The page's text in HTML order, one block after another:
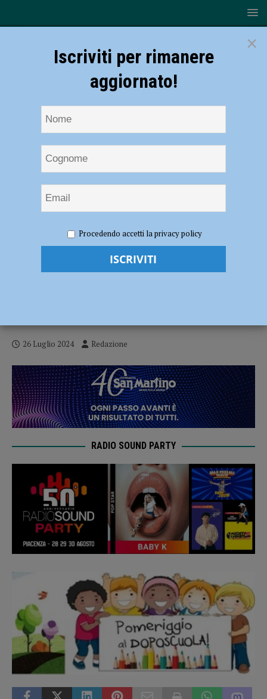
ragazzi vincono la scommessa e l’amministrazione rilancia potenziato
il doposcuola
Gazzola ed i suoi ragazzi vincono la
26 Luglio 2024 Redazione
RADIO SOUND PARTY
×
Iscriviti per rimanere
aggiornato!
Procedendo accetti la privacy policy